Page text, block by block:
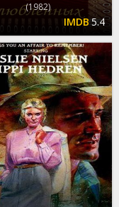
(1982)
5.4